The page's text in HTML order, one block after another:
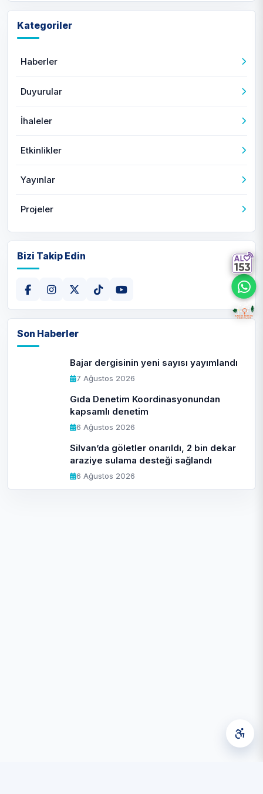
Kategoriler
Haberler
Duyurular
İhaleler
Etkinlikler
Yayınlar
Projeler
Bizi Takip Edin
Son Haberler
Bajar dergisinin yeni sayısı yayımlandı
7 Ağustos 2026
Gıda Denetim Koordinasyonundan
kapsamlı denetim
6 Ağustos 2026
Silvan’da göletler onarıldı, 2 bin dekar
araziye sulama desteği sağlandı
6 Ağustos 2026